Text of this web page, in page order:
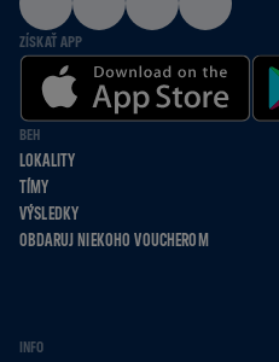
ZÍSKAŤ APP
BEH
LOKALITY
TÍMY
VÝSLEDKY
OBDARUJ NIEKOHO VOUCHEROM
INFO